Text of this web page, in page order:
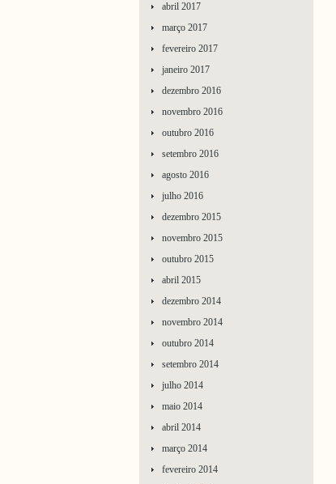
abril 2017
março 2017
fevereiro 2017
janeiro 2017
dezembro 2016
novembro 2016
outubro 2016
setembro 2016
agosto 2016
julho 2016
dezembro 2015
novembro 2015
outubro 2015
abril 2015
dezembro 2014
novembro 2014
outubro 2014
setembro 2014
julho 2014
maio 2014
abril 2014
março 2014
fevereiro 2014